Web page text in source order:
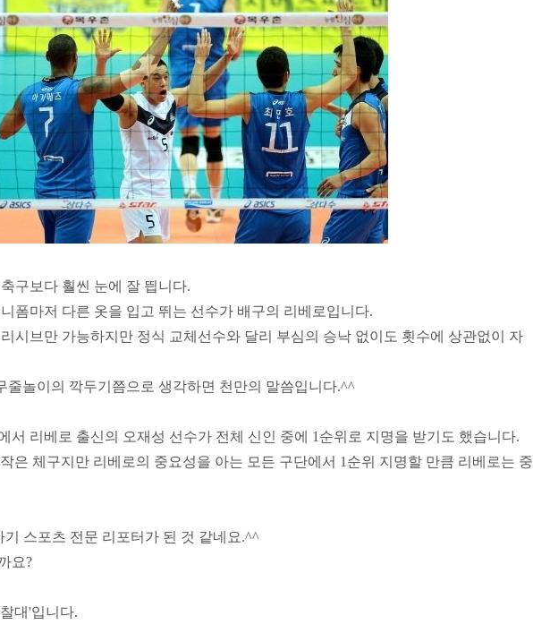
구보다 훨씬 눈에 잘 띕니다.
폼마저 다른 옷을 입고 뛰는 선수가 배구의 리베로입니다.
시브만 가능하지만 정식 교체선수와 달리 부심의 승낙 없이도 횟수에 상관없이 자
줄놀이의 깍두기쯤으로 생각하면 천만의 말씀입니다.^^
서 리베로 출신의 오재성 선수가 전체 신인 중에 1순위로 지명을 받기도 했습니다.
은 체구지만 리베로의 중요성을 아는 모든 구단에서 1순위 지명할 만큼 리베로는 중
스포츠 전문 리포터가 된 것 같네요.^^
요?
대'입니다.